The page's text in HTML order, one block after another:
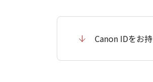
Canon IDをお